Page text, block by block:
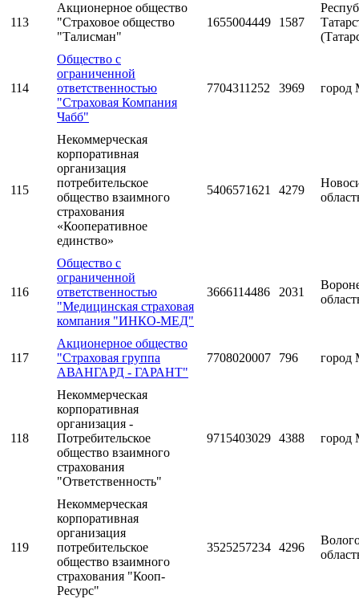
113
Акционерное общество
"Страховое общество
"Талисман"
1655004449 1587
114
Общество с
ограниченной
ответственностью
"Страховая Компания
Чабб"
7704311252 3969 город
115
Некоммерческая
корпоративная
организация
потребительское
общество взаимного
страхования
«Кооперативное
единство»
5406571621 4279
116
Общество с
ограниченной
ответственностью
"Медицинская страховая
компания "ИНКО-МЕД"
3666114486 2031
117
Акционерное общество
"Страховая группа
АВАНГАРД - ГАРАНТ"
7708020007 796 город
118
Некоммерческая
корпоративная
организация -
Потребительское
общество взаимного
страхования
"Ответственность"
9715403029 4388 город
119
Некоммерческая
корпоративная
организация
потребительское
общество взаимного
страхования "Кооп-
Ресурс"
3525257234 4296